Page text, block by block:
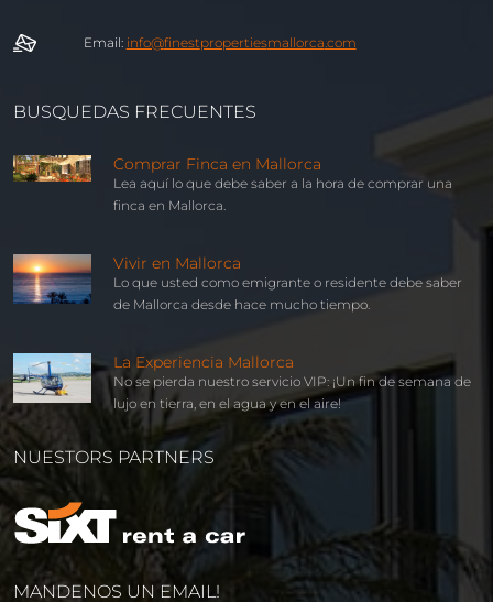
Email: info@finestpropertiesmallorca.com
BUSQUEDAS FRECUENTES
Comprar Finca en Mallorca
Lea aquí lo que debe saber a la hora de comprar una
finca en Mallorca.
Vivir en Mallorca
Lo que usted como emigrante o residente debe saber
de Mallorca desde hace mucho tiempo.
La Experiencia Mallorca
No se pierda nuestro servicio VIP: ¡Un fin de semana de
lujo en tierra, en el agua y en el aire!
NUESTORS PARTNERS
MANDENOS UN EMAIL!